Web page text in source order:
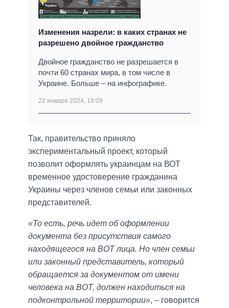
Изменения назрели: в каких странах не
разрешено двойное гражданство
Двойное гражданство не разрешается в
почти 60 странах мира, в том числе в
Украине. Больше – на инфографике.
22 января 2024, 19:09
Так, правительство приняло
экспериментальный проект, который
позволит оформлять украинцам на ВОТ
временное удостоверение гражданина
Украины через членов семьи или законных
представителей.
«То есть, речь идет об оформлении
документа без присутствия самого
находящегося на ВОТ лица. Но член семьи
или законный представитель, который
обращается за документом от имени
человека на ВОТ, должен находиться на
подконтрольной территории», – говорится